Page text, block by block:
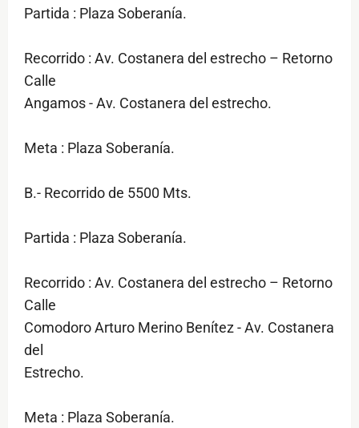
Partida : Plaza Soberanía.
Recorrido : Av. Costanera del estrecho – Retorno
Calle
Angamos - Av. Costanera del estrecho.
Meta : Plaza Soberanía.
B.- Recorrido de 5500 Mts.
Partida : Plaza Soberanía.
Recorrido : Av. Costanera del estrecho – Retorno
Calle
Comodoro Arturo Merino Benítez - Av. Costanera
del
Estrecho.
Meta : Plaza Soberanía.